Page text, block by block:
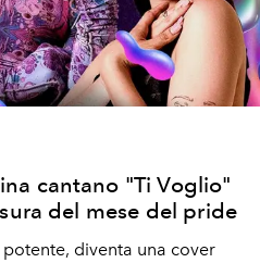
cantano "Ti Voglio"
del mese del pride
diventa una cover